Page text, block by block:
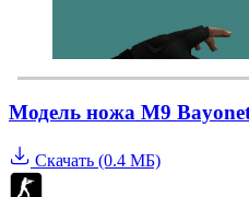
Модель ножа M9
Скачать (0.4 МБ)